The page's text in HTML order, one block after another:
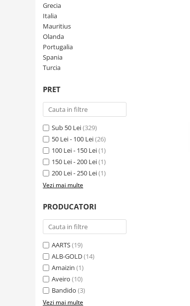
Condimente turcesti
Ghimbir murat la borcan
Grecia
Italia
Mauritius
Olanda
Portugalia
Spania
Turcia
PRET
Sub 50 Lei(329)
50 Lei - 100 Lei(26)
100 Lei - 150 Lei(1)
150 Lei - 200 Lei(1)
200 Lei - 250 Lei(1)
Vezi mai multe
PRODUCATORI
AARTS(19)
ALB-GOLD(14)
Amaizin (1)
Aveiro (10)
Bandido (3)
Vezi mai multe